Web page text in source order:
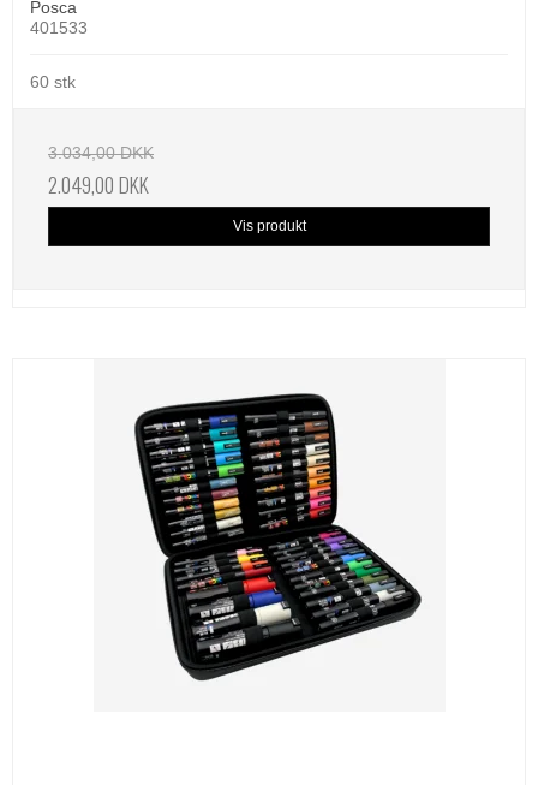
Posca
401533
60 stk
3.034,00 DKK
2.049,00 DKK
Vis produkt